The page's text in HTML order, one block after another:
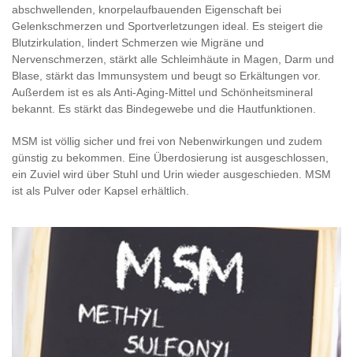
abschwellenden, knorpelaufbauenden Eigenschaft bei
Gelenkschmerzen und Sportverletzungen ideal. Es steigert die
Blutzirkulation, lindert Schmerzen wie Migräne und
Nervenschmerzen, stärkt alle Schleimhäute in Magen, Darm und
Blase, stärkt das Immunsystem und beugt so Erkältungen vor.
Außerdem ist es als Anti-Aging-Mittel und Schönheitsmineral
bekannt. Es stärkt das Bindegewebe und die Hautfunktionen.
MSM ist völlig sicher und frei von Nebenwirkungen und zudem
günstig zu bekommen. Eine Überdosierung ist ausgeschlossen,
ein Zuviel wird über Stuhl und Urin wieder ausgeschieden. MSM
ist als Pulver oder Kapsel erhältlich.